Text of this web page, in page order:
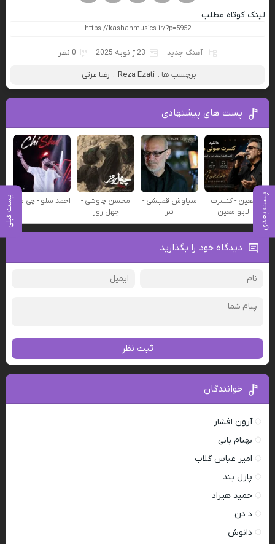
پست بعدی پست قبلی
لینک کوتاه مطلب
آهنگ جدید 23 ژانویه 2025 0 نظر
برچسب ها : Reza Ezati ، رضا عزتی
پست های پیشنهادی
معین - کنسرت
لایو معین
سیاوش قمیشی -
تبر
محسن چاوشی -
چهل روز
احمد سلو - چی شد
دیدگاه خود را بگذارید
ثبت نظر
خوانندگان
آرون افشار
بهنام بانی
امیر عباس گلاب
پازل بند
حمید هیراد
د دن
دانوش